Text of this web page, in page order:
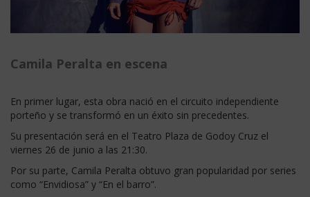
Camila Peralta en escena
En primer lugar, esta obra nació en el circuito independiente
porteño y se transformó en un éxito sin precedentes.
Su presentación será en el Teatro Plaza de Godoy Cruz el
viernes 26 de junio a las 21:30.
Por su parte, Camila Peralta obtuvo gran popularidad por series
como “Envidiosa” y “En el barro”.